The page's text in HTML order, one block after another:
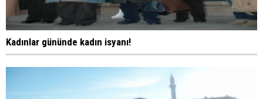
Kadınlar gününde kadın isyanı!